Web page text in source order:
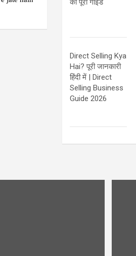
की पूरी गाइड
Direct Selling Kya
Hai? पूरी जानकारी
हिंदी में | Direct
Selling Business
Guide 2026